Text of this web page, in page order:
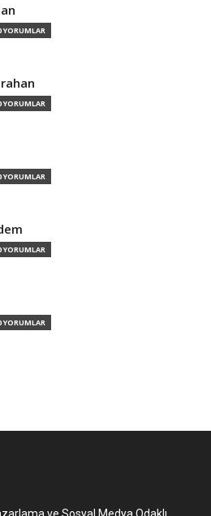
YORUMLAR
YORUMLAR
YORUMLAR
YORUMLAR
YORUMLAR